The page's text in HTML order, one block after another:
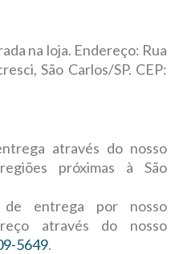
na loja. Endereço: Rua
São Carlos/SP. CEP:
através do nosso
próximas à São
de entrega por nosso
através do nosso
5649.